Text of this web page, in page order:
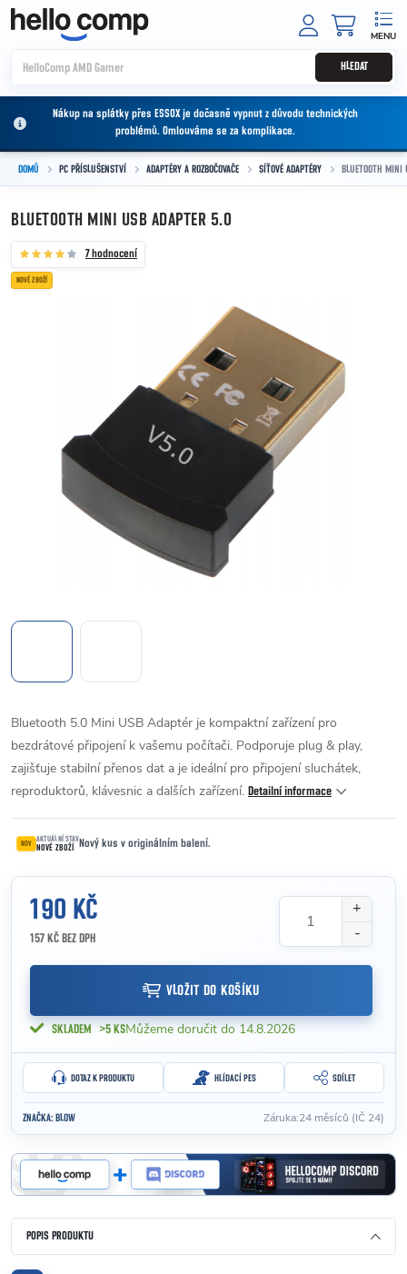
Přejít na obsah
HLEDAT
Nákup na splátky přes ESSOX je dočasně vypnut z důvodu technických
problémů. Omlouváme se za komplikace.
DOMŮ PC PŘÍSLUŠENSTVÍ ADAPTÉRY A ROZBOČOVAČE SÍŤOVÉ ADAPTÉRY BLUETOOTH MINI
BLUETOOTH MINI USB ADAPTER 5.0
7 hodnocení
NOVÉ ZBOŽÍ
Bluetooth 5.0 Mini USB Adaptér je kompaktní zařízení pro
bezdrátové připojení k vašemu počítači. Podporuje plug & play,
zajišťuje stabilní přenos dat a je ideální pro připojení sluchátek,
reproduktorů, klávesnic a dalších zařízení. Detailní informace
NOV AKTUÁLNÍ STAV
NOVÉ ZBOŽÍ Nový kus v originálním balení.
190 KČ
157 KČ BEZ DPH
VLOŽIT DO KOŠÍKU
SKLADEM >5 KS 14.8.2026
DOTAZ K PRODUKTU HLÍDACÍ PES SDÍLET
ZNAČKA: BLOW Záruka:24 měsíců (IČ 24)
POPIS PRODUKTU